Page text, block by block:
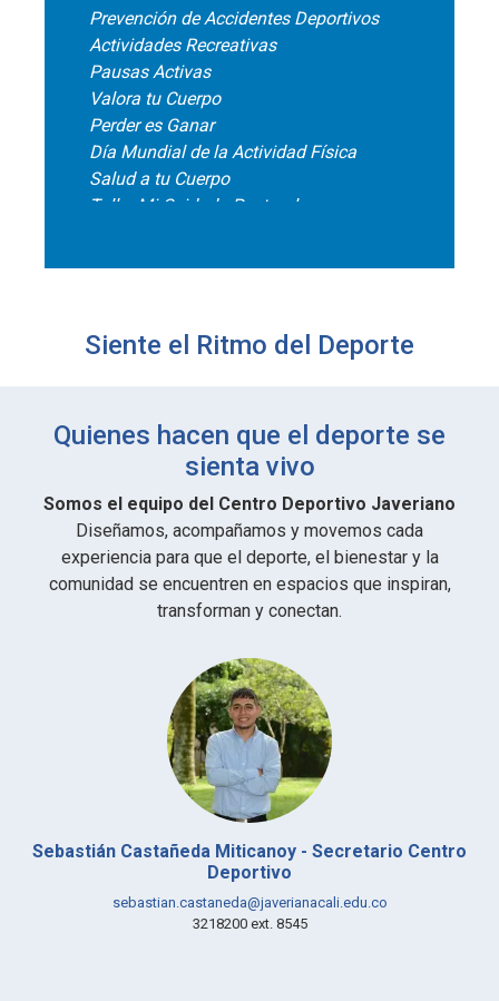
Prevención de Accidentes Deportivos
Actividades Recreativas
Pausas Activas
Valora tu Cuerpo
Perder es Ganar
Día Mundial de la Actividad Física
Salud a tu Cuerpo
Taller Mi Cuidado Postural
Siente el Ritmo del Deporte
Quienes hacen que el deporte se
sienta vivo
Somos el equipo del Centro Deportivo Javeriano
Diseñamos, acompañamos y movemos cada
experiencia para que el deporte, el bienestar y la
comunidad se encuentren en espacios que inspiran,
transforman y conectan.
Sebastián Castañeda Miticanoy - Secretario Centro
Deportivo
sebastian.castaneda@javerianacali.edu.co
3218200 ext. 8545